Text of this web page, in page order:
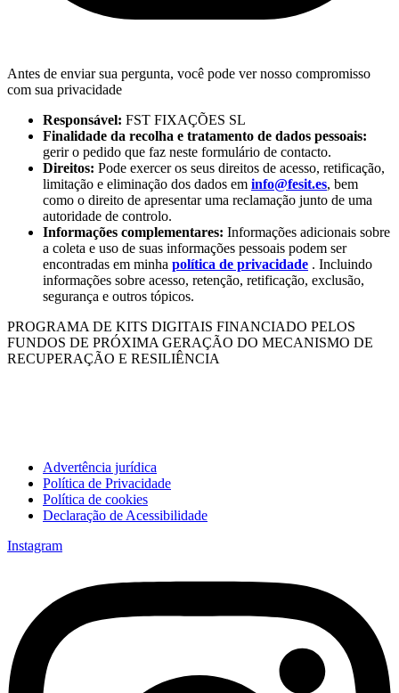
Antes de enviar sua pergunta, você pode ver nosso compromisso
com sua privacidade
Responsável: FST FIXAÇÕES SL
Finalidade da recolha e tratamento de dados pessoais:
gerir o pedido que faz neste formulário de contacto.
Direitos: Pode exercer os seus direitos de acesso, retificação,
limitação e eliminação dos dados em info@fesit.es, bem
como o direito de apresentar uma reclamação junto de uma
autoridade de controlo.
Informações complementares: Informações adicionais sobre
a coleta e uso de suas informações pessoais podem ser
encontradas em minha política de privacidade . Incluindo
informações sobre acesso, retenção, retificação, exclusão,
segurança e outros tópicos.
PROGRAMA DE KITS DIGITAIS FINANCIADO PELOS
FUNDOS DE PRÓXIMA GERAÇÃO DO MECANISMO DE
RECUPERAÇÃO E RESILIÊNCIA
Advertência jurídica
Política de Privacidade
Política de cookies
Declaração de Acessibilidade
Instagram